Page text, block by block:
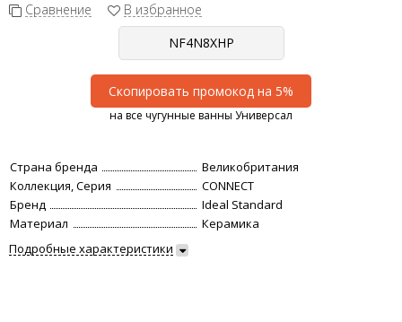
Сравнение В избранное
Скопировать промокод на 5%
на все чугунные ванны Универсал
Страна бренда
Великобритания
Коллекция, Серия
CONNECT
Бренд
Ideal Standard
Материал
Керамика
Подробные характеристики